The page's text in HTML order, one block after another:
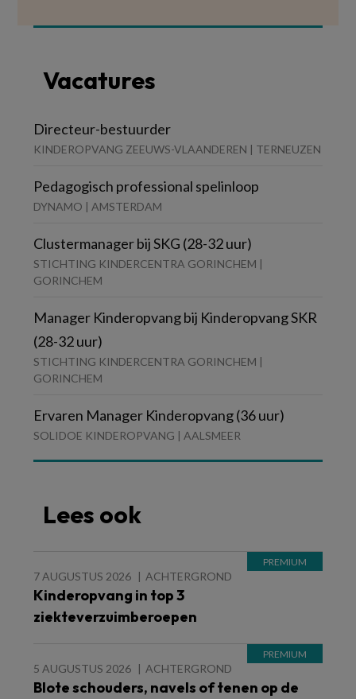
Vacatures
Directeur-bestuurder
KINDEROPVANG ZEEUWS-VLAANDEREN | TERNEUZEN
Pedagogisch professional spelinloop
DYNAMO | AMSTERDAM
Clustermanager bij SKG (28-32 uur)
STICHTING KINDERCENTRA GORINCHEM |
GORINCHEM
Manager Kinderopvang bij Kinderopvang SKR
(28-32 uur)
STICHTING KINDERCENTRA GORINCHEM |
GORINCHEM
Ervaren Manager Kinderopvang (36 uur)
SOLIDOE KINDEROPVANG | AALSMEER
Lees ook
7 AUGUSTUS 2026 ACHTERGROND
Kinderopvang in top 3
ziekteverzuimberoepen
5 AUGUSTUS 2026 ACHTERGROND
Blote schouders, navels of tenen op de